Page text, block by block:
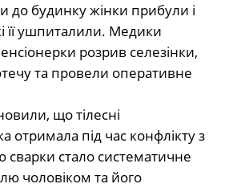
до будинку жінки прибули і
її ушпиталили. Медики
розрив селезінки,
та провели оперативне
що тілесні
отримала під час конфлікту з
стало систематичне
чоловіком та його